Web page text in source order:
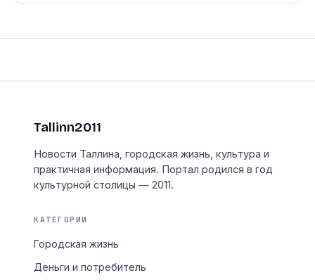
Tallinn2011
Новости Таллина, городская жизнь, культура и
практичная информация. Портал родился в год
культурной столицы — 2011.
КАТЕГОРИИ
Городская жизнь
Деньги и потребитель